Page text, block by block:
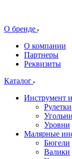
О бренде
О компании
Партнеры
Реквизиты
Каталог
Инструмент
Рулетки
Уровни
Малярные
Бюгели
Валики